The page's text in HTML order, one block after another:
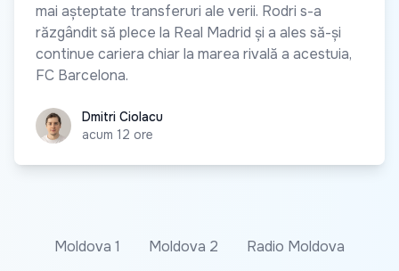
mai așteptate transferuri ale verii. Rodri s-a
răzgândit să plece la Real Madrid și a ales să-și
continue cariera chiar la marea rivală a acestuia,
FC Barcelona.
Dmitri Ciolacu
Dmitri Ciolacu
acum 12 ore
Moldova 1 Moldova 2
Radio Moldova